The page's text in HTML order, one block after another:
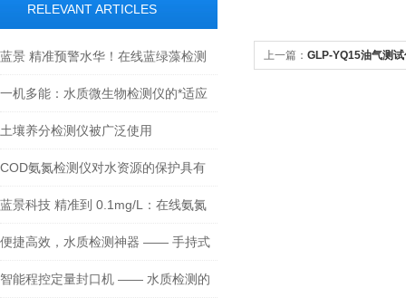
RELEVANT ARTICLES
蓝景 精准预警水华！在线蓝绿藻检测
仪，筑牢水质安全防线
一机多能：水质微生物检测仪的*适应
性
土壤养分检测仪被广泛使用
COD氨氮检测仪对水资源的保护具有
重要意义
蓝景科技 精准到 0.1mg/L：在线氨氮
监测仪的 “毫厘之争”
便捷高效，水质检测神器 —— 手持式
多参数水质检测仪
智能程控定量封口机 —— 水质检测的
上一篇： GLP-YQ15油气测